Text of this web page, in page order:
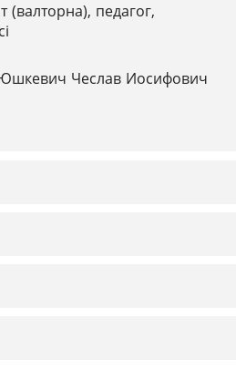
(валторна), педагог,
Чеслав Иосифович